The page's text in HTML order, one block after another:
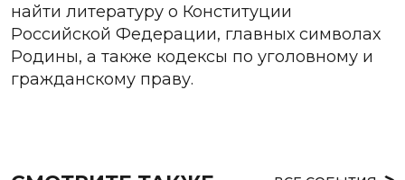
найти литературу о Конституции
Российской Федерации, главных символах
Родины, а также кодексы по уголовному и
гражданскому праву.